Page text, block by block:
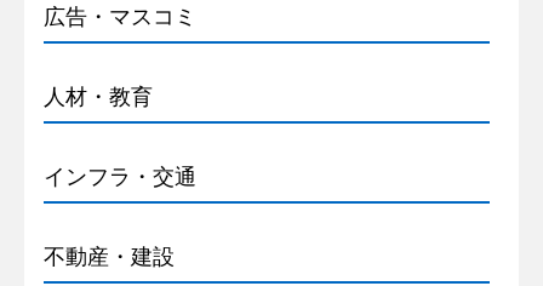
広告・マスコミ
人材・教育
インフラ・交通
不動産・建設